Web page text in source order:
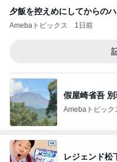
夕飯を控えめにしてからの
Amebaトピックス 1日前
假屋崎省吾
Amebaトピック
レジェンド松